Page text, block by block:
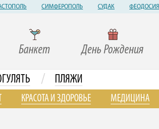
СИМФЕРОПОЛЬ СУДАК ФЕОДОСИЯ
Банкет День Рождения
/ ПЛЯЖИ
КРАСОТА И ЗДОРОВЬЕ МЕДИЦИНА